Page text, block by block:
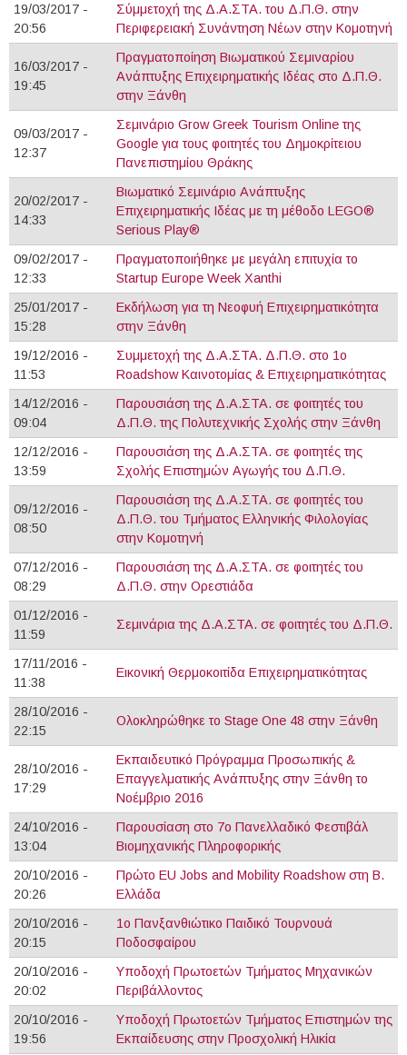
19/03/2017 -
20:56
Σύμμετοχή της Δ.Α.ΣΤΑ. του Δ.Π.Θ. στην
Περιφερειακή Συνάντηση Νέων στην Κομοτηνή
16/03/2017 -
19:45
Πραγματοποίηση Βιωματικού Σεμιναρίου
Ανάπτυξης Επιχειρηματικής Ιδέας στο Δ.Π.Θ.
στην Ξάνθη
09/03/2017 -
12:37
Σεμινάριο Grow Greek Tourism Online της
Google για τους φοιτητές του Δημοκρίτειου
Πανεπιστημίου Θράκης
20/02/2017 -
14:33
Βιωματικό Σεμινάριο Ανάπτυξης
Επιχειρηματικής Ιδέας με τη μέθοδο LEGO®
Serious Play®
09/02/2017 -
12:33
Πραγματοποιήθηκε με μεγάλη επιτυχία το
Startup Europe Week Xanthi
25/01/2017 -
15:28
Εκδήλωση για τη Νεοφυή Επιχειρηματικότητα
στην Ξάνθη
19/12/2016 -
11:53
Συμμετοχή της Δ.Α.ΣΤΑ. Δ.Π.Θ. στο 1ο
Roadshow Καινοτομίας & Επιχειρηματικότητας
14/12/2016 -
09:04
Παρουσιάση της Δ.Α.ΣΤΑ. σε φοιτητές του
Δ.Π.Θ. της Πολυτεχνικής Σχολής στην Ξάνθη
12/12/2016 -
13:59
Παρουσιάση της Δ.Α.ΣΤΑ. σε φοιτητές της
Σχολής Επιστημών Αγωγής του Δ.Π.Θ.
09/12/2016 -
08:50
Παρουσιάση της Δ.Α.ΣΤΑ. σε φοιτητές του
Δ.Π.Θ. του Τμήματος Ελληνικής Φιλολογίας
στην Κομοτηνή
07/12/2016 -
08:29
Παρουσιάση της Δ.Α.ΣΤΑ. σε φοιτητές του
Δ.Π.Θ. στην Ορεστιάδα
01/12/2016 -
11:59
Σεμινάρια της Δ.Α.ΣΤΑ. σε φοιτητές του Δ.Π.Θ.
17/11/2016 -
11:38
Εικονική Θερμοκοιτίδα Επιχειρηματικότητας
28/10/2016 -
22:15
Ολοκληρώθηκε το Stage One 48 στην Ξάνθη
28/10/2016 -
17:29
Eκπαιδευτικό Πρόγραμμα Προσωπικής &
Επαγγελματικής Ανάπτυξης στην Ξάνθη το
Νοέμβριο 2016
24/10/2016 -
13:04
Παρουσίαση στο 7ο Πανελλαδικό Φεστιβάλ
Βιομηχανικής Πληροφορικής
20/10/2016 -
20:26
Πρώτο EU Jobs and Mobility Roadshow στη Β.
Ελλάδα
20/10/2016 -
20:15
1ο Πανξανθιώτικο Παιδικό Τουρνουά
Ποδοσφαίρου
20/10/2016 -
20:02
Υποδοχή Πρωτοετών Τμήματος Μηχανικών
Περιβάλλοντος
20/10/2016 -
19:56
Yποδοχή Πρωτοετών Τμήματος Επιστημών της
Εκπαίδευσης στην Προσχολική Ηλικία